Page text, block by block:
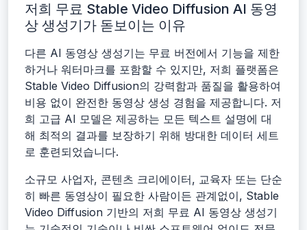
저희 무료 Stable Video Diffusion AI 동영
상 생성기가 돋보이는 이유
다른 AI 동영상 생성기는 무료 버전에서 기능을 제한
하거나 워터마크를 포함할 수 있지만, 저희 플랫폼은
Stable Video Diffusion의 강력함과 품질을 활용하여
비용 없이 완전한 동영상 생성 경험을 제공합니다. 저
희 고급 AI 모델은 제공하는 모든 텍스트 설명에 대
해 최적의 결과를 보장하기 위해 방대한 데이터 세트
로 훈련되었습니다.
소규모 사업자, 콘텐츠 크리에이터, 교육자 또는 단순
히 빠른 동영상이 필요한 사람이든 관계없이, Stable
Video Diffusion 기반의 저희 무료 AI 동영상 생성기